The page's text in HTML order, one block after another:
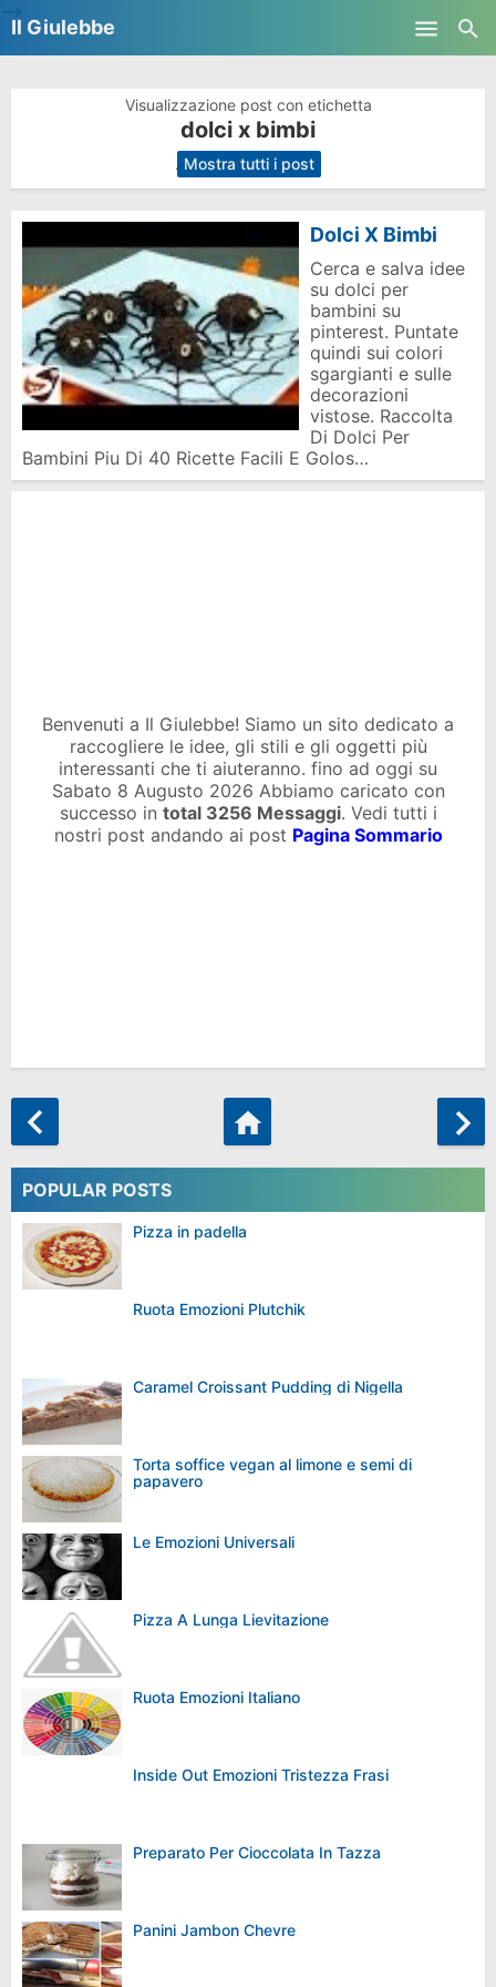
Il Giulebbe
Visualizzazione post con etichetta
dolci x bimbi
. Mostra tutti i post
Dolci X Bimbi
Cerca e salva idee
su dolci per
bambini su
pinterest. Puntate
quindi sui colori
sgargianti e sulle
decorazioni
vistose. Raccolta
Di Dolci Per
Bambini Piu Di 40 Ricette Facili E Golos…
Benvenuti a Il Giulebbe! Siamo un sito dedicato a
raccogliere le idee, gli stili e gli oggetti più
interessanti che ti aiuteranno. fino ad oggi su
Sabato 8 Augusto 2026 Abbiamo caricato con
successo in total 3256 Messaggi. Vedi tutti i
nostri post andando ai post Pagina Sommario
POPULAR POSTS
Pizza in padella
Ruota Emozioni Plutchik
Caramel Croissant Pudding di Nigella
Torta soffice vegan al limone e semi di
papavero
Le Emozioni Universali
Pizza A Lunga Lievitazione
Ruota Emozioni Italiano
Inside Out Emozioni Tristezza Frasi
Preparato Per Cioccolata In Tazza
Panini Jambon Chevre